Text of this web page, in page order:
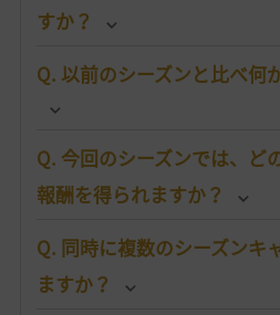
すか？
Q. 以前のシーズンと比べ何
Q. 今回のシーズンでは、ど
報酬を得られますか？
Q. 同時に複数のシーズンキ
ますか？